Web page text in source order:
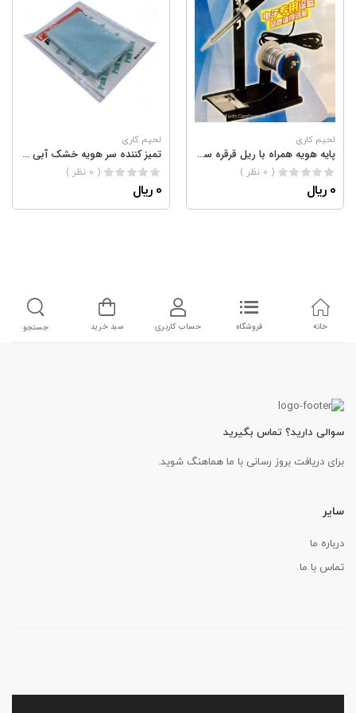
لحیم کاری
پایه هویه همراه با ریل قرقره سیم لحیم و اسفنج نسوز
( 0 نظر )
0 ریال
لحیم کاری
تمیز کننده سر هویه خشک آبی رنگ
( 0 نظر )
0 ریال
خانه فروشگاه حساب کاربری سبد خرید جستجو
سوالی دارید؟ تماس بگیرید
برای دریافت بروز رسانی با ما هماهنگ شوید.
سایر
درباره ما
تماس با ما